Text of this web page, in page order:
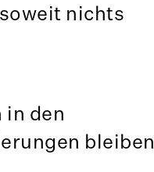
nichts
den
bleiben